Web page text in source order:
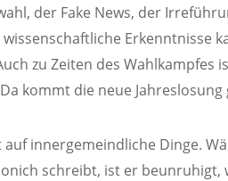
der Fake News, der
Erkenntnisse
zu Zeiten des Wahlkampfes
kommt die neue Jahreslosung
innergemeindliche Dinge.
schreibt, ist er beunruhigt,